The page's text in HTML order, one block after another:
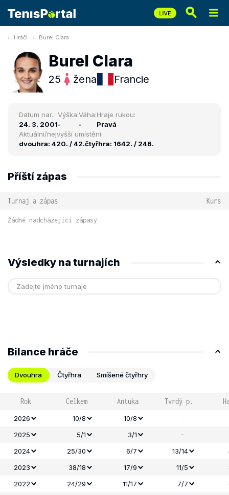
Hráči Burel Clara
Burel Clara
25 žena Francie
Datum nar.:
24. 3. 2001
Výška:
-
Váha:
-
Hraje rukou:
Pravá
Aktuální/nejvyšší umístění:
dvouhra: 420. / 42.čtyřhra: 1642. / 246.
Příští zápas
Turnaj a zápas Kurs
Žádné nadcházející zápasy.
Výsledky na turnajích
Bilance hráče
Dvouhra Čtyřhra Smíšené čtyřhry
Rok Celkem Antuka Tvrdý p.
2026 10/8 10/8 -
2025 5/1 3/1 -
2024 25/30 6/7 13/14
2023
38/18 17/9 11/5
2022
24/29 11/17 7/7